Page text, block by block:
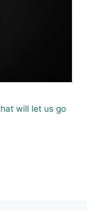
will let us go